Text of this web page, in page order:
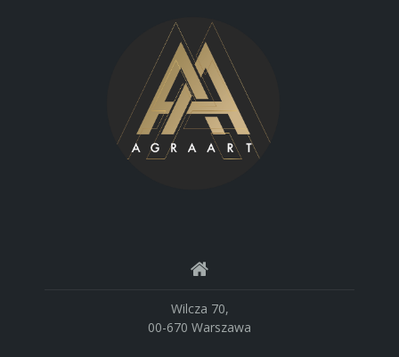
Wilcza 70,
00-670 Warszawa